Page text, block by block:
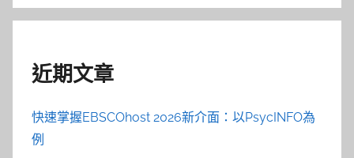
近期文章
快速掌握EBSCOhost 2026新介面：以PsycINFO為
例